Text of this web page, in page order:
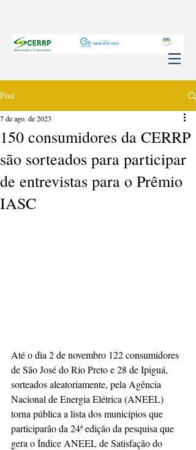
Post
150 consumidores da CERRP
são sorteados para participar
de entrevistas para o Prêmio
IASC
7 de ago. de 2023
Até o dia 2 de novembro 122 consumidores
de São José do Rio Preto e 28 de Ipiguá,
sorteados aleatoriamente, pela Agência
Nacional de Energia Elétrica (ANEEL)
torna pública a lista dos municípios que
participarão da 24ª edição da pesquisa que
gera o Índice ANEEL de Satisfação do